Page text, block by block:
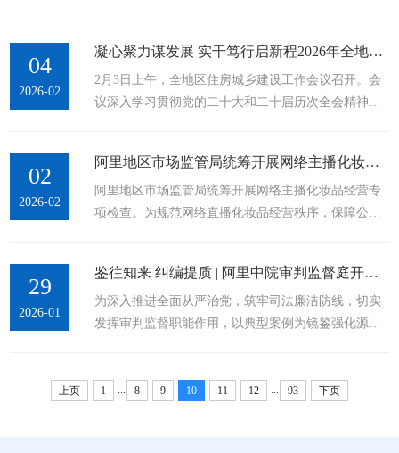
04
2026-02
凝心聚力谋发展 实干笃行启新程2026年全地区住房城乡建设工作会议召开
2月3日上午，全地区住房城乡建设工作会议召开。会
议深入学习贯彻党的二十大和二十届历次全会精神，
作重要论述，落实全国、全区住房城乡建设工作会议
部署要求，会议全面总结2025年工作成效及“十四
五”时期全地区住房城乡建设事业发展成就，分析当前
础。...
02
2026-02
阿里地区市场监管局统筹开展网络主播化妆品经营专项检查
阿里地区市场监管局统筹开展网络主播化妆品经营专
项检查。为规范网络直播化妆品经营秩序，保障公众
上监测+线下核查+普法引导”三措并举为发力点，推
动“美丽经济”在规范轨道上健康发展。此次行动建立
地县联动监管机制，聚焦个体主播及MCN机构旗下主
29
2026-01
鉴往知来 纠编提质 | 阿里中院审判监督庭开展以案促改专题学习
为深入推进全面从严治党，筑牢司法廉洁防线，切实
发挥审判监督职能作用，以典型案例为镜鉴强化源头
+研讨交流”模式，推动警示教育走深走实。会上学习
上页 1 8 9 10 11 12 93 下页